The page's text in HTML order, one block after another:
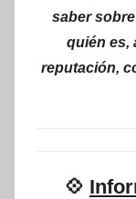
saber
quién es,
reputación,
💠